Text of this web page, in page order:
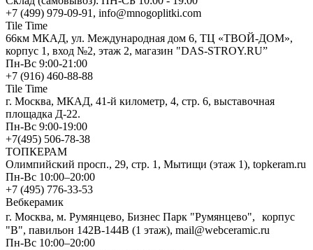
+7 (499) 979-09-91, info@mnogoplitki.com
Tile Time
66км МКАД, ул. Международная дом 6, ТЦ «ТВОЙ-ДОМ»,
корпус 1, вход №2, этаж 2, магазин "DAS-STROY.RU”
Пн-Вс 9:00-21:00
+7 (916) 460-88-88
Tile Time
г. Москва, МКАД, 41-й километр, 4, стр. 6, выставочная
площадка Д-22.
Пн-Вс 9:00-19:00
+7(495) 506-78-38
ТОПКЕРАМ
Олимпийский просп., 29, стр. 1, Мытищи (этаж 1), topkeram.ru
Пн-Вс 10:00–20:00
+7 (495) 776-33-53
Вебкерамик
г. Москва, м. Румянцево, Бизнес Парк "Румянцево", корпус
"В", павильон 142В-144В (1 этаж), mail@webceramic.ru
Пн-Вс 10:00–20:00